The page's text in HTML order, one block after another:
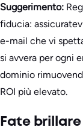
Suggerimento:
fiducia:
e-mail che vi
si avvera per ogni
dominio
ROI più elevato.
Fate